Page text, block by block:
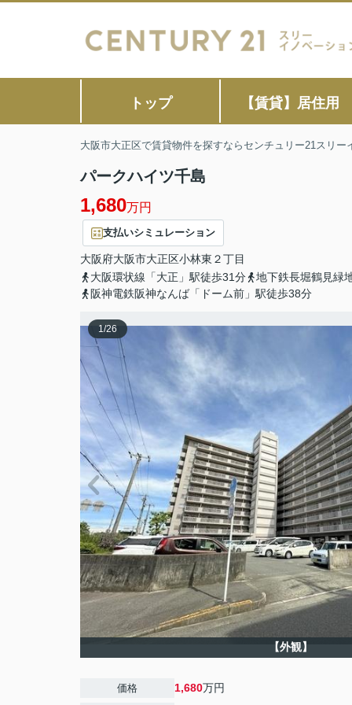
トップ 【賃貸】居住用
大阪市大正区で賃貸物件を探すならセンチュリー21スリー
パークハイツ千島
1,680万円
支払いシミュレーション
大阪府大阪市大正区小林東 ２丁目
大阪環状線「大正」駅徒歩31分
地下鉄長堀鶴見緑
阪神電鉄阪神なんば「ドーム前」駅徒歩38分
1/26
【外観】
価格 1,680万円